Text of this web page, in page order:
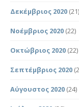
Δεκέμβριος 2020 (21)
Νοέμβριος 2020 (22)
Οκτώβριος 2020 (22)
Σεπτέμβριος 2020
Αύγουστος 2020 (24)